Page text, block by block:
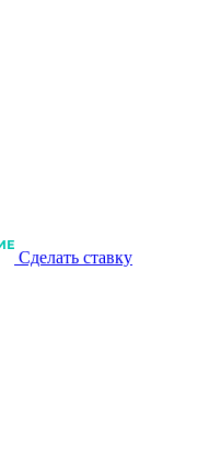
Сделать ставку